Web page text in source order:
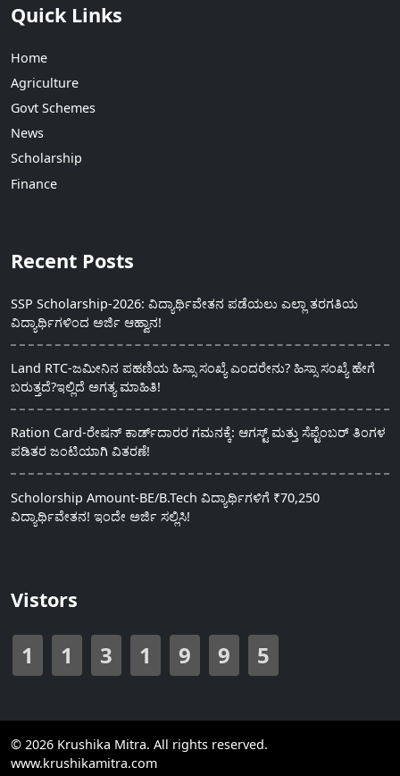
Quick Links
Home
Agriculture
Govt Schemes
News
Scholarship
Finance
Recent Posts
SSP Scholarship-2026: ವಿದ್ಯಾರ್ಥಿವೇತನ ಪಡೆಯಲು ಎಲ್ಲಾ ತರಗತಿಯ
ವಿದ್ಯಾರ್ಥಿಗಳಿಂದ ಅರ್ಜಿ ಆಹ್ವಾನ!
Land RTC-ಜಮೀನಿನ ಪಹಣಿಯ ಹಿಸ್ಸಾ ಸಂಖ್ಯೆ ಎಂದರೇನು? ಹಿಸ್ಸಾ ಸಂಖ್ಯೆ ಹೇಗೆ
ಬರುತ್ತದೆ?ಇಲ್ಲಿದೆ ಅಗತ್ಯ ಮಾಹಿತಿ!
Ration Card-ರೇಷನ್ ಕಾರ್ಡ್‍ದಾರರ ಗಮನಕ್ಕೆ: ಆಗಸ್ಟ್ ಮತ್ತು ಸೆಪ್ಟೆಂಬರ್ ತಿಂಗಳ
ಪಡಿತರ ಜಂಟಿಯಾಗಿ ವಿತರಣೆ!
Scholorship Amount-BE/B.Tech ವಿದ್ಯಾರ್ಥಿಗಳಿಗೆ ₹70,250
ವಿದ್ಯಾರ್ಥಿವೇತನ! ಇಂದೇ ಅರ್ಜಿ ಸಲ್ಲಿಸಿ!
Vistors
1 1 3 1 9 9 5
© 2026 Krushika Mitra. All rights reserved.
www.krushikamitra.com